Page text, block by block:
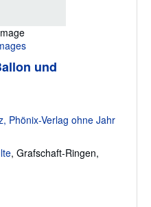
und
Phönix-Verlag ohne Jahr
, Grafschaft-Ringen,